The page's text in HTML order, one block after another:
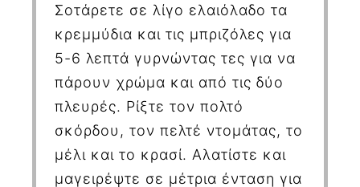
Σοτάρετε σε λίγο ελαιόλαδο τα
κρεμμύδια και τις μπριζόλες για
5-6 λεπτά γυρνώντας τες για να
πάρουν χρώμα και από τις δύο
πλευρές. Ρίξτε τον πολτό
σκόρδου, τον πελτέ ντομάτας, το
μέλι και το κρασί. Αλατίστε και
μαγειρέψτε σε μέτρια ένταση για